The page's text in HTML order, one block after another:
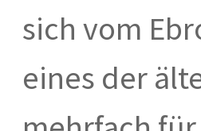
sich vom
eines der